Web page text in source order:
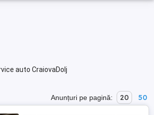
auto CraiovaDolj
Anunțuri pe pagină: 20 50